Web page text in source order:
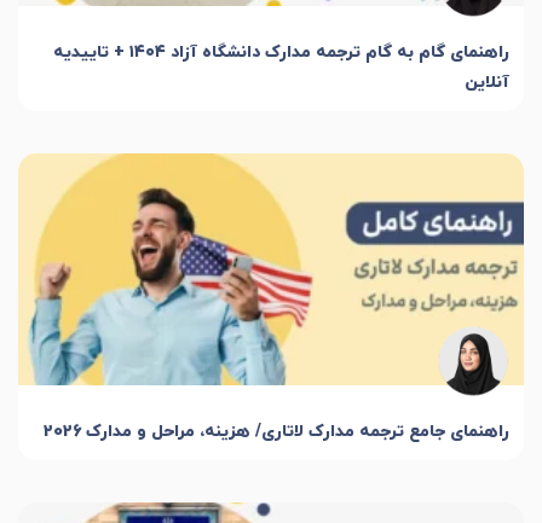
راهنمای گام به گام ترجمه مدارک دانشگاه آزاد ۱۴۰۴ + تاییدیه
آنلاین
راهنمای جامع ترجمه مدارک لاتاری/ هزینه، مراحل و مدارک 2026